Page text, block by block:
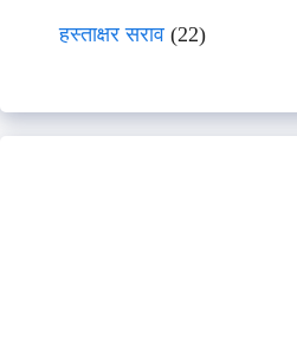
हस्ताक्षर सराव (22)